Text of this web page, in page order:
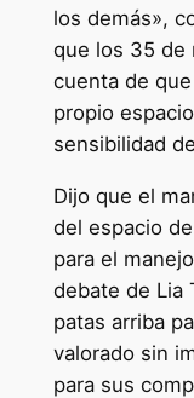
los demás»,
que los 35 de
cuenta de
propio
sensibilidad
Dijo que el
del espacio
para el
debate de Lia
patas arriba
valorado sin
para sus